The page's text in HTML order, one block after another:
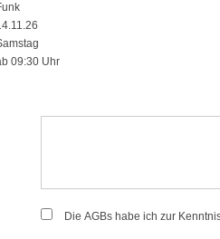
09:30 Uhr
Die AGBs habe ich zur